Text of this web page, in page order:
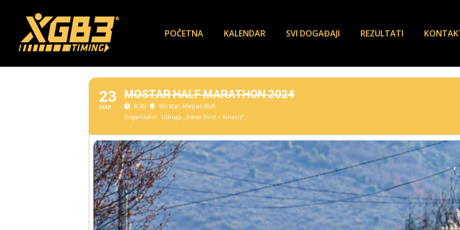
POČETNA KALENDAR SVI DOGAĐAJI REZULTATI
23
MAR
MOSTAR HALF MARATHON 2024
8:30 Mostar, Mepas Mall
Organizator: Udruga „Zdrav život – Kinezis“